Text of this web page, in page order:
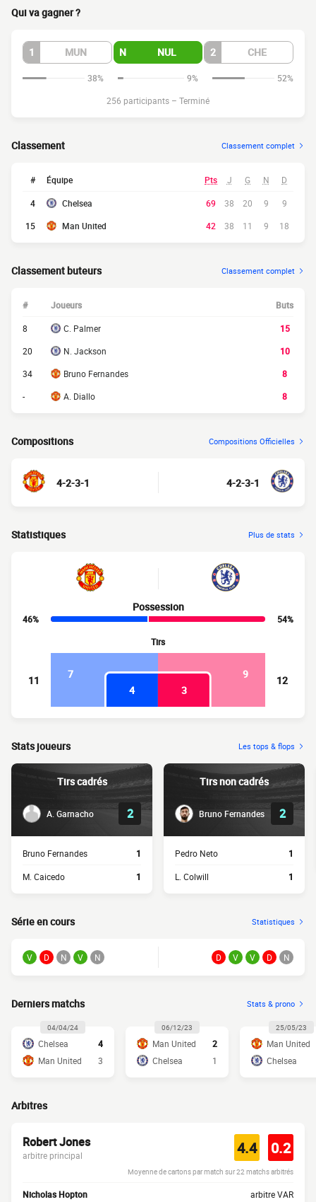
Qui va gagner ?
1 MUN N NUL 2 CHE
38% 9%
52%
256 participants – Terminé
Classement Classement complet
# Équipe Pts J G N D
4 Chelsea 69 38 20 9
9
15
Man United 42 38 11 9 18
Classement buteurs Classement complet
# Joueurs Buts
8 C. Palmer
15
20
N. Jackson
10
34
Bruno Fernandes
8
-
A. Diallo 8
Compositions Compositions Officielles
4-2-3-1 4-2-3-1
Statistiques Plus de stats
Possession
46%
54%
Tirs
11 7
9
4
3
12
Stats joueurs Les tops & flops
Tirs cadrés
A. Garnacho 2
Bruno Fernandes 1
M. Caicedo 1
Tirs non cadrés
Bruno Fernandes 2
Pedro Neto 1
L. Colwill 1
Série en cours Statistiques
V D N V N D V V D N
Derniers matchs Stats & prono
04/04/24
Chelsea
4
Man United
3
06/12/23
Man United
2
Chelsea
1
25/05/23
Man United
Chelsea
Arbitres
Robert Jones
arbitre principal 4.4 0.2
Moyenne de cartons par match sur 22 matchs arbitrés
Nicholas Hopton arbitre VAR